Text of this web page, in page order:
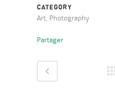
CATEGORY
Art, Photography
Partager